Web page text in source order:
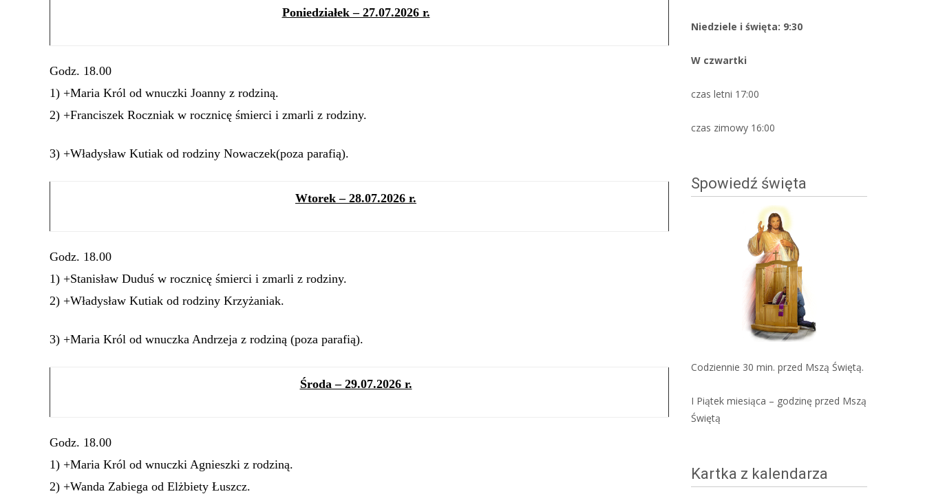
Poniedziałek – 27.07.2026 r.
Godz. 18.00
1) +Maria Król od wnuczki Joanny z rodziną.
2) +Franciszek Roczniak w rocznicę śmierci i zmarli z rodziny.
3) +Władysław Kutiak od rodziny Nowaczek(poza parafią).
Wtorek – 28.07.2026 r.
Godz. 18.00
1) +Stanisław Duduś w rocznicę śmierci i zmarli z rodziny.
2) +Władysław Kutiak od rodziny Krzyżaniak.
3) +Maria Król od wnuczka Andrzeja z rodziną (poza parafią).
Środa – 29.07.2026 r.
Godz. 18.00
1) +Maria Król od wnuczki Agnieszki z rodziną.
2) +Wanda Zabiega od Elżbiety Łuszcz.
Niedziele i święta: 9:30
W czwartki
czas letni 17:00
czas zimowy 16:00
Spowiedź święta
Codziennie 30 min. przed Mszą Świętą.
I Piątek miesiąca – godzinę przed Mszą
Świętą
Kartka z kalendarza